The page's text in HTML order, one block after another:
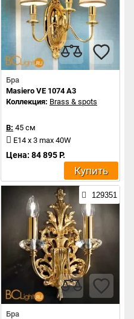
Бра
Masiero VE 1074 A3
Коллекция: Brass & spots
В: 45 см
E14 x 3 max 40W
Цена: 84 895 Р.
Купить
129351
Бра